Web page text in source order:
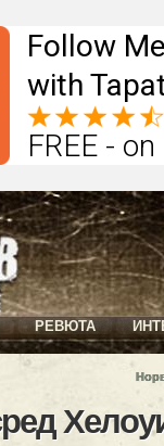
Follow
with
FREE -
РЕВЮТА